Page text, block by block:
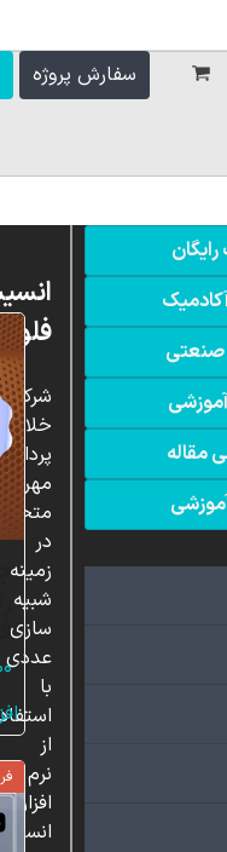
سفارش پروژه
مقاله
شرکت
خلاق
مهر،
در
زمینه
شبیه
سازی
عددی
با
از
نرم
افزار